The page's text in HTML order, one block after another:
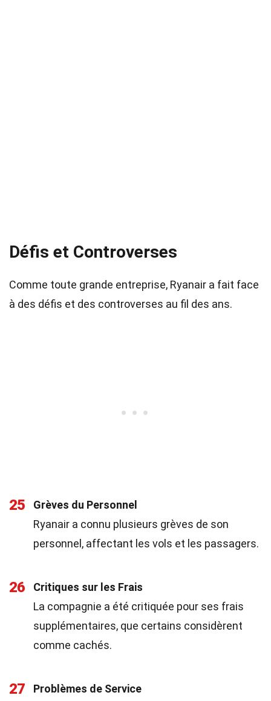
Défis et Controverses
Comme toute grande entreprise, Ryanair a fait face
à des défis et des controverses au fil des ans.
25
Grèves du Personnel
Ryanair a connu plusieurs grèves de son
personnel, affectant les vols et les passagers.
26
Critiques sur les Frais
La compagnie a été critiquée pour ses frais
supplémentaires, que certains considèrent
comme cachés.
27
Problèmes de Service